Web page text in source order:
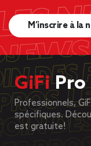
M’inscrire à la
GiFiPro
Professionnels,
spécifiques.
est gratuite!